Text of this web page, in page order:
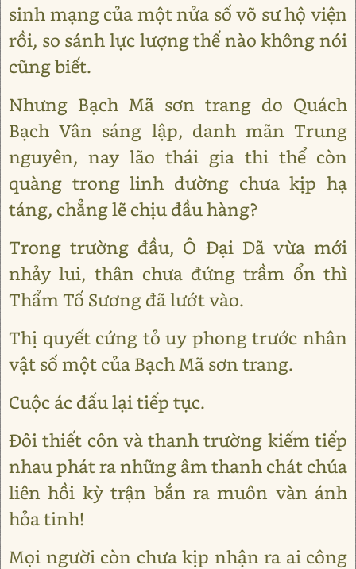
sinh mạng của một nửa số võ sư hộ viện
rồi, so sánh lực lượng thế nào không nói
cũng biết.
Nhưng Bạch Mã sơn trang do Quách
Bạch Vân sáng lập, danh mãn Trung
nguyên, nay lão thái gia thi thể còn
quàng trong linh đường chưa kịp hạ
táng, chẳng lẽ chịu đầu hàng?
Trong trường đầu, Ô Đại Dã vừa mới
nhảy lui, thân chưa đứng trầm ổn thì
Thẩm Tố Sương đã lướt vào.
Thị quyết cứng tỏ uy phong trước nhân
vật số một của Bạch Mã sơn trang.
Cuộc ác đấu lại tiếp tục.
Đôi thiết côn và thanh trường kiếm tiếp
nhau phát ra những âm thanh chát chúa
liên hồi kỳ trận bắn ra muôn vàn ánh
hỏa tinh!
Mọi người còn chưa kịp nhận ra ai công